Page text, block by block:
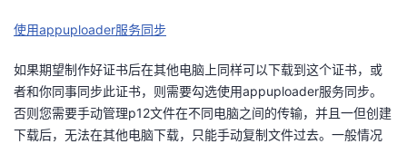
使用appuploader服务同步
如果期望制作好证书后在其他电脑上同样可以下载到这个证书，或
者和你同事同步此证书，则需要勾选使用appuploader服务同步。
否则您需要手动管理p12文件在不同电脑之间的传输，并且一但创建
下载后，无法在其他电脑下载，只能手动复制文件过去。一般情况